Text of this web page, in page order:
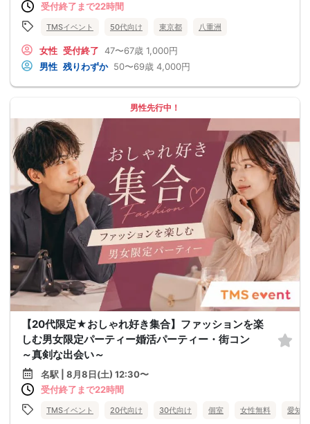
受付終了まで22時間
TMSイベント 50代向け 東京都 八重洲
女性 受付終了 47〜67歳 1,000円
男性 残りわずか 50〜69歳 4,000円
男性先行中！
【20代限定★おしゃれ好き集合】ファッションを楽
しむ男女限定パーティー婚活パーティー・街コン
～真剣な出会い～
名駅 | 8月8日(土) 12:30〜
受付終了まで22時間
TMSイベント 20代向け 30代向け 個室 女性無料 愛知県